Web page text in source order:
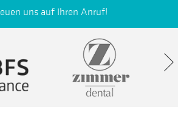
uns auf Ihren Anruf!